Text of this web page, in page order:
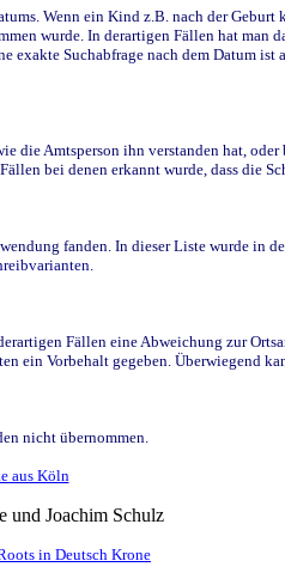
Wenn ein Kind z.B. nach der
wurde. In derartigen Fällen hat man
Suchabfrage nach dem Datum
Amtsperson ihn verstanden hat, oder
bei denen erkannt wurde, dass die
fanden. In dieser Liste wurde in
Fällen eine Abweichung zur
ein Vorbehalt gegeben. Überwiegend
nicht übernommen.
aus Köln
und Joachim Schulz
in Deutsch Krone